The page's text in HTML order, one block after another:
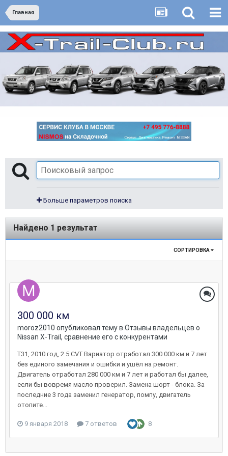
Главная
Больше параметров поиска
Найдено 1 результат
СОРТИРОВКА
300 000 км
moroz2010 опубликовал тему в Отзывы владельцев о
Nissan X-Trail, сравнение его с конкурентами
Т31, 2010 год, 2.5 CVT Вариатор отработал 300 000 км и 7 лет
без единого замечания и ошибки и ушёл на ремонт.
Двигатель отработал 280 000 км и 7 лет и работал бы далее,
если бы вовремя масло проверил. Замена шорт - блока. За
последние 3 года заменил генератор, помпу, двигатель
отопите...
9 января 2018 7 ответов 8